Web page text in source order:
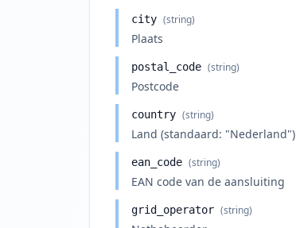
city (string)
Plaats
postal_code (string)
Postcode
country (string)
Land (standaard: "Nederland")
ean_code (string)
EAN code van de aansluiting
grid_operator (string)